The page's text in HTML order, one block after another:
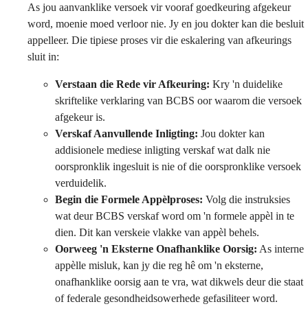
As jou aanvanklike versoek vir vooraf goedkeuring afgekeur
word, moenie moed verloor nie. Jy en jou dokter kan die besluit
appelleer. Die tipiese proses vir die eskalering van afkeurings
sluit in:
Verstaan die Rede vir Afkeuring: Kry 'n duidelike
skriftelike verklaring van BCBS oor waarom die versoek
afgekeur is.
Verskaf Aanvullende Inligting: Jou dokter kan
addisionele mediese inligting verskaf wat dalk nie
oorspronklik ingesluit is nie of die oorspronklike versoek
verduidelik.
Begin die Formele Appèlproses: Volg die instruksies
wat deur BCBS verskaf word om 'n formele appèl in te
dien. Dit kan verskeie vlakke van appèl behels.
Oorweeg 'n Eksterne Onafhanklike Oorsig: As interne
appèlle misluk, kan jy die reg hê om 'n eksterne,
onafhanklike oorsig aan te vra, wat dikwels deur die staat
of federale gesondheidsowerhede gefasiliteer word.